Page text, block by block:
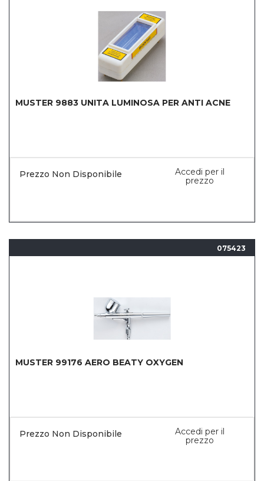
MUSTER 9883 UNITA LUMINOSA PER ANTI ACNE
Prezzo Non Disponibile
Accedi per il
prezzo
075423
MUSTER 99176 AERO BEATY OXYGEN
Prezzo Non Disponibile
Accedi per il
prezzo